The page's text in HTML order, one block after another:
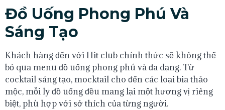
Đồ Uống Phong Phú Và
Sáng Tạo
Khách hàng đến với Hit club chính thức sẽ không thể
bỏ qua menu đồ uống phong phú và đa dạng. Từ
cocktail sáng tạo, mocktail cho đến các loại bia thảo
mộc, mỗi ly đồ uống đều mang lại một hương vị riêng
biệt, phù hợp với sở thích của từng người.